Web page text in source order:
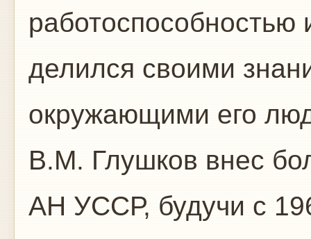
делился своими
окружающими его
В.М. Глушков внес
АН УССР, будучи с